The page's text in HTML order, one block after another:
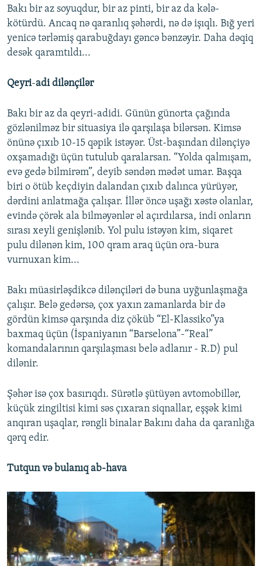
Bakı bir az soyuqdur, bir az pinti, bir az da kələ-
kötürdü. Ancaq nə qaranlıq şəhərdi, nə də işıqlı. Bığ yeri
yenicə tərləmiş qarabuğdayı gəncə bənzəyir. Daha dəqiq
desək qaramtıldı...
Qeyri-adi dilənçilər
Bakı bir az da qeyri-adidi. Günün günorta çağında
gözlənilməz bir situasiya ilə qarşılaşa bilərsən. Kimsə
önünə çıxıb 10-15 qəpik istəyər. Üst-başından dilənçiyə
oxşamadığı üçün tutulub qaralarsan. “Yolda qalmışam,
evə gedə bilmirəm”, deyib səndən mədət umar. Başqa
biri o ötüb keçdiyin dalandan çıxıb dalınca yürüyər,
dərdini anlatmağa çalışar. İllər öncə uşağı xəstə olanlar,
evində çörək ala bilməyənlər əl açırdılarsa, indi onların
sırası xeyli genişlənib. Yol pulu istəyən kim, siqaret
pulu dilənən kim, 100 qram araq üçün ora-bura
vurnuxan kim...
Bakı müasirləşdikcə dilənçiləri də buna uyğunlaşmağa
çalışır. Belə gedərsə, çox yaxın zamanlarda bir də
gördün kimsə qarşında diz çöküb “El-Klassiko”ya
baxmaq üçün (İspaniyanın “Barselona”-“Real”
komandalarının qarşılaşması belə adlanır - R.D) pul
dilənir.
Şəhər isə çox basırıqdı. Sürətlə şütüyən avtomobillər,
küçük zingiltisi kimi səs çıxaran siqnallar, eşşək kimi
anqıran uşaqlar, rəngli binalar Bakını daha da qaranlığa
qərq edir.
Tutqun və bulanıq ab-hava